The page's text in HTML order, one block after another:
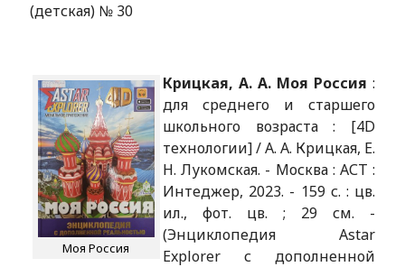
(детская) № 30
Моя Россия
Крицкая, А. А. Моя Россия :
для среднего и старшего
школьного возраста : [4D
технологии] / А. А. Крицкая, Е.
Н. Лукомская. - Москва : АСТ :
Интеджер, 2023. - 159 с. : цв.
ил., фот. цв. ; 29 см. -
(Энциклопедия Astar
Explorer с дополненной